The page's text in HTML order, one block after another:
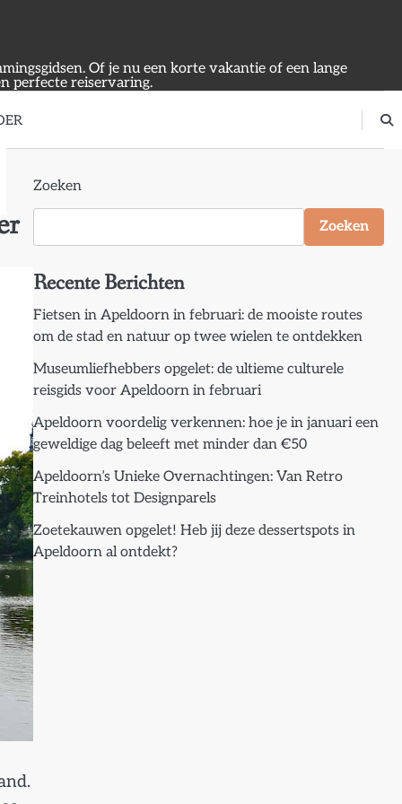
Of je nu een korte vakantie of een lange
perfecte reiservaring.
Zoeken
Zoeken
Recente Berichten
Fietsen in Apeldoorn in februari: de mooiste routes
om de stad en natuur op twee wielen te ontdekken
Museumliefhebbers opgelet: de ultieme culturele
reisgids voor Apeldoorn in februari
Apeldoorn voordelig verkennen: hoe je in januari een
geweldige dag beleeft met minder dan €50
Apeldoorn’s Unieke Overnachtingen: Van Retro
Treinhotels tot Designparels
Zoetekauwen opgelet! Heb jij deze dessertspots in
Apeldoorn al ontdekt?